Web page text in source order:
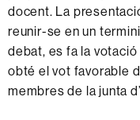
docent. La
reunir-se en un termini
debat, esfa la votació
obté el vot favorable
membres de la junta